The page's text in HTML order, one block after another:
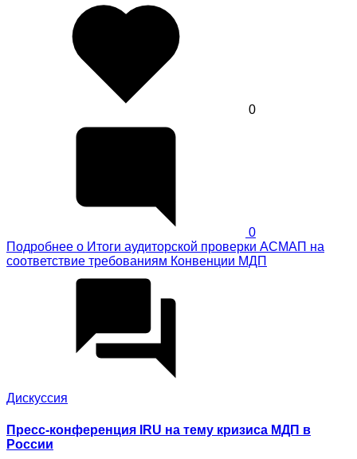
0
0
Подробнее о Итоги аудиторской проверки АСМАП на
соответствие требованиям Конвенции МДП
Дискуссия
Пресс-конференция IRU на тему кризиса МДП в
России